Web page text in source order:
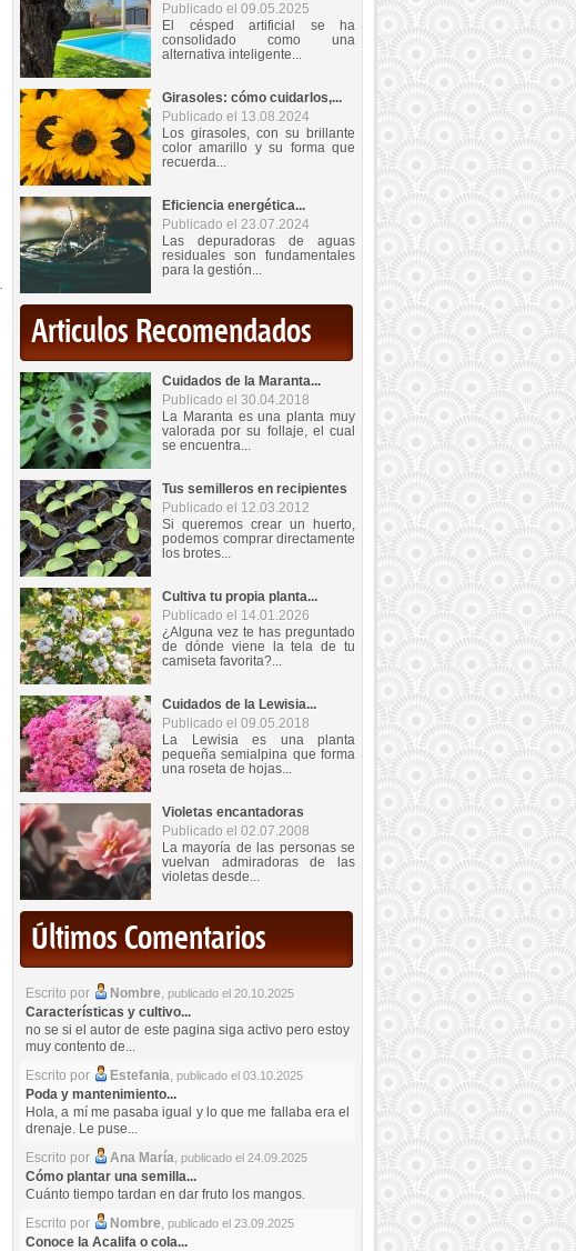
Publicado el 09.05.2025
El césped artificial se ha
consolidado como una
alternativa inteligente...
Girasoles: cómo cuidarlos,...
Publicado el 13.08.2024
Los girasoles, con su brillante
color amarillo y su forma que
recuerda...
Eficiencia energética...
Publicado el 23.07.2024
Las depuradoras de aguas
residuales son fundamentales
para la gestión...
Articulos Recomendados
Cuidados de la Maranta...
Publicado el 30.04.2018
La Maranta es una planta muy
valorada por su follaje, el cual
se encuentra...
Tus semilleros en recipientes
Publicado el 12.03.2012
Si queremos crear un huerto,
podemos comprar directamente
los brotes...
Cultiva tu propia planta...
Publicado el 14.01.2026
¿Alguna vez te has preguntado
de dónde viene la tela de tu
camiseta favorita?...
Cuidados de la Lewisia...
Publicado el 09.05.2018
La Lewisia es una planta
pequeña semialpina que forma
una roseta de hojas...
Violetas encantadoras
Publicado el 02.07.2008
La mayoría de las personas se
vuelvan admiradoras de las
violetas desde...
Últimos Comentarios
Escrito por Nombre, publicado el 20.10.2025
Características y cultivo...
no se si el autor de este pagina siga activo pero estoy
muy contento de...
Escrito por
Estefania, publicado el 03.10.2025
Poda y mantenimiento...
Hola, a mí me pasaba igual y lo que me fallaba era el
drenaje. Le puse...
Escrito por
Ana María, publicado el 24.09.2025
Cómo plantar una semilla...
Cuánto tiempo tardan en dar fruto los mangos.
Escrito por
Nombre, publicado el 23.09.2025
Conoce la Acalifa o cola...